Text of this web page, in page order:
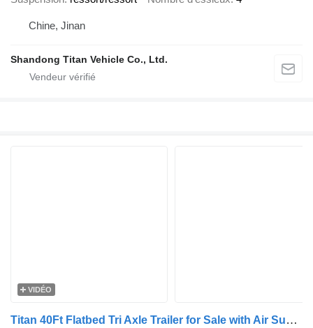
Chine, Jinan
Shandong Titan Vehicle Co., Ltd.
VIDÉO
Titan 40Ft Flatbed Tri Axle Trailer for Sale with Air Suspension